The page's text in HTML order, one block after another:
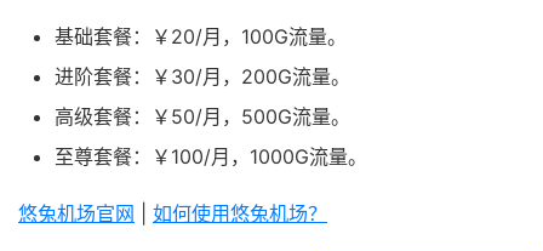
基础套餐：￥20/月，100G流量。
进阶套餐：￥30/月，200G流量。
高级套餐：￥50/月，500G流量。
至尊套餐：￥100/月，1000G流量。
悠兔机场官网 如何使用悠兔机场？